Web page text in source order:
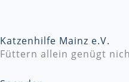
Katzenhilfe Mainz e.V.
Füttern allein genügt